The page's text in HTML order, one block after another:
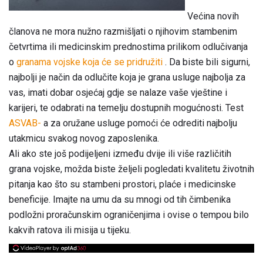
Većina novih
članova ne mora nužno razmišljati o njihovim stambenim
četvrtima ili medicinskim prednostima prilikom odlučivanja
o granama vojske koja će se pridružiti . Da biste bili sigurni,
najbolji je način da odlučite koja je grana usluge najbolja za
vas, imati dobar osjećaj gdje se nalaze vaše vještine i
karijeri, te odabrati na temelju dostupnih mogućnosti. Test
ASVAB- a za oružane usluge pomoći će odrediti najbolju
utakmicu svakog novog zaposlenika.
Ali ako ste još podijeljeni između dvije ili više različitih
grana vojske, možda biste željeli pogledati kvalitetu životnih
pitanja kao što su stambeni prostori, plaće i medicinske
beneficije. Imajte na umu da su mnogi od tih čimbenika
podložni proračunskim ograničenjima i ovise o tempou bilo
kakvih ratova ili misija u tijeku.